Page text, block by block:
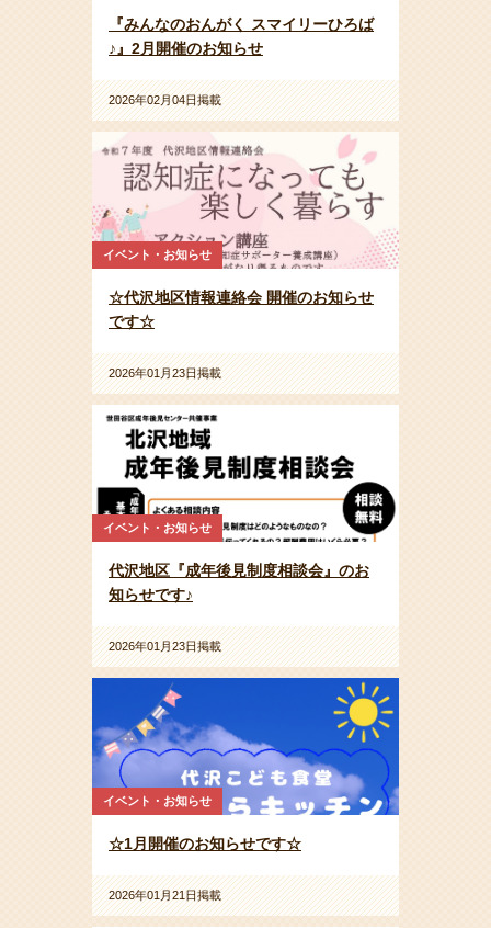
『みんなのおんがく スマイリーひろば
♪』2月開催のお知らせ
2026年02月04日掲載
イベント・お知らせ
☆代沢地区情報連絡会 開催のお知らせ
です☆
2026年01月23日掲載
イベント・お知らせ
代沢地区『成年後見制度相談会』のお
知らせです♪
2026年01月23日掲載
イベント・お知らせ
☆1月開催のお知らせです☆
2026年01月21日掲載